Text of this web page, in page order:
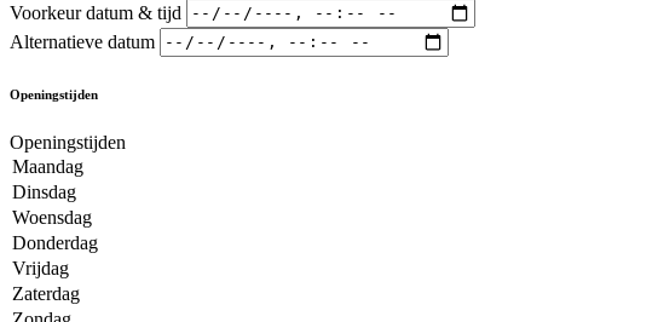
Voorkeur datum & tijd
Alternatieve datum
Openingstijden
Openingstijden
Maandag
Dinsdag
Woensdag
Donderdag
Vrijdag
Zaterdag